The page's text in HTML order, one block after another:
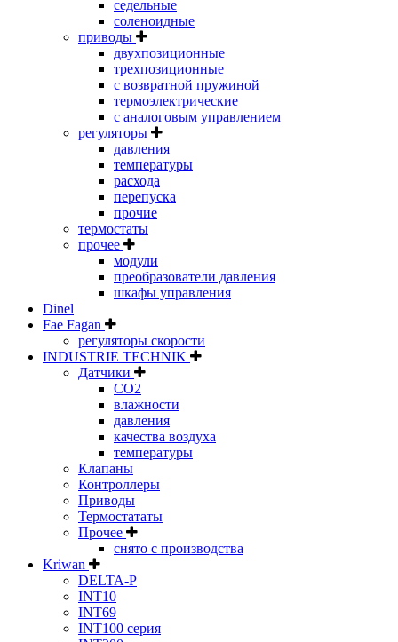
седельные
соленоидные
приводы
двухпозиционные
трехпозиционные
с возвратной пружиной
термоэлектрические
с аналоговым управлением
регуляторы
давления
температуры
расхода
перепуска
прочие
термостаты
прочее
модули
преобразователи давления
шкафы управления
Dinel
Fae Fagan
регуляторы скорости
INDUSTRIE TECHNIK
Датчики
CO2
влажности
давления
качества воздуха
температуры
Клапаны
Контроллеры
Приводы
Термостататы
Прочее
снято с производства
Kriwan
DELTA-P
INT10
INT69
INT100 серия